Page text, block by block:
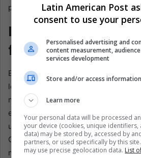
preparan para viajar a Venezuela.
La ayuda cruzó
fronteras
El hemisferio se movió rápido
lenguaje de la herida. México y
memoria sísmica, anunciaron la
especializados. México envió
unidades caninas, herramientas y
Chile envió decenas de
misión de carga militar con
Latin American Post
consent to use your
Personalised advertising and
content measurement,
services development
Store and/or access
Learn more
Your personal data will be processed
your device (cookies, unique identifiers,
data) may be stored by, accessed by
partners, or used specifically by this
may use precise geolocation data. List